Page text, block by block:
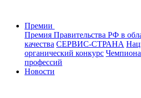
Премии
Премия Правительства РФ в
качества СЕРВИС-СТРАНА
органический конкурс
профессий
Новости